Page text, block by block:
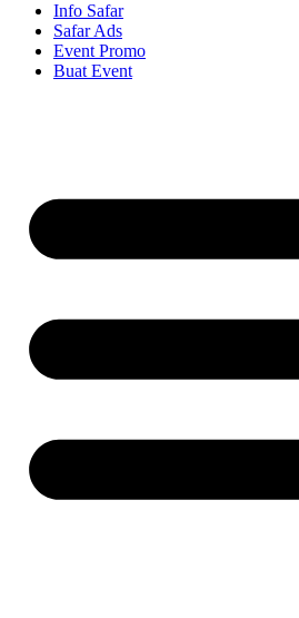
Info Safar
Safar Ads
Event Promo
Buat Event